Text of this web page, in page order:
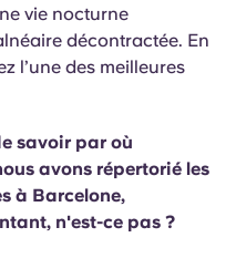
vie nocturne
décontractée. En
l’une des meilleures
savoir par où
avons répertorié les
à Barcelone,
n'est-ce pas ?